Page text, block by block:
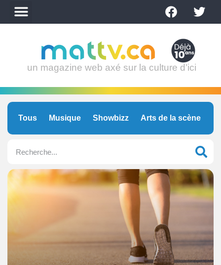
un magazine web axé sur la culture d’ici
Tous Musique Showbizz Arts de la scène